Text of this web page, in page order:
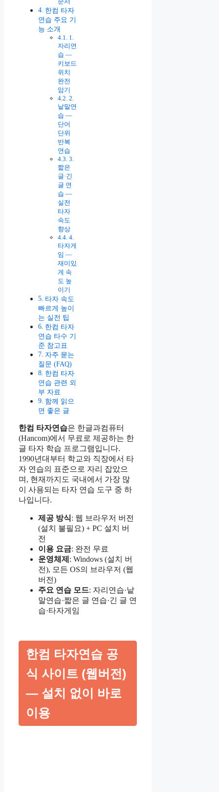
한컴 타자
연습 주요 기
능 소개
1.
자리연
습 —
키보드
위치
완전
암기
2.
낱말연
습 —
단어
단위
반복
연습
3.
짧은
글·긴
글 연
습 —
실전
타자
속도
향상
4.
타자게
임 —
재미있
게 속
도 높
이기
타자 속도
빠르게 높이
는 실전 팁
한컴 타자
연습 타수 기
준 참고표
자주 묻는
질문 (FAQ)
한컴 타자
연습 관련 외
부 자료
함께 읽으
면 좋은 글
한컴 타자연습은 한글과컴퓨터
(Hancom)에서 무료로 제공하는 한
글 타자 학습 프로그램입니다.
1990년대부터 학교와 직장에서 타
자 연습의 표준으로 자리 잡았으
며, 현재까지도 국내에서 가장 많
이 사용되는 타자 연습 도구 중 하
나입니다.
제공 방식: 웹 브라우저 버전
(설치 불필요) + PC 설치 버
전
이용 요금: 완전 무료
운영체제 : Windows (설치 버
전), 모든 OS의 브라우저 (웹
버전)
주요 연습 모드: 자리연습·낱
말연습·짧은 글 연습·긴 글 연
습·타자게임
한컴 타자연습 공
식 사이트 (웹버전)
— 설치 없이 바로
이용